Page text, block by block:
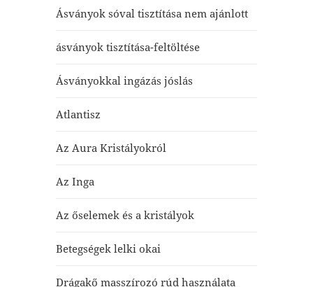
Ásványok sóval tisztítása nem ajánlott
ásványok tisztítása-feltöltése
Ásványokkal ingázás jóslás
Atlantisz
Az Aura Kristályokról
Az Inga
Az őselemek és a kristályok
Betegségek lelki okai
Drágakő masszírozó rúd használata